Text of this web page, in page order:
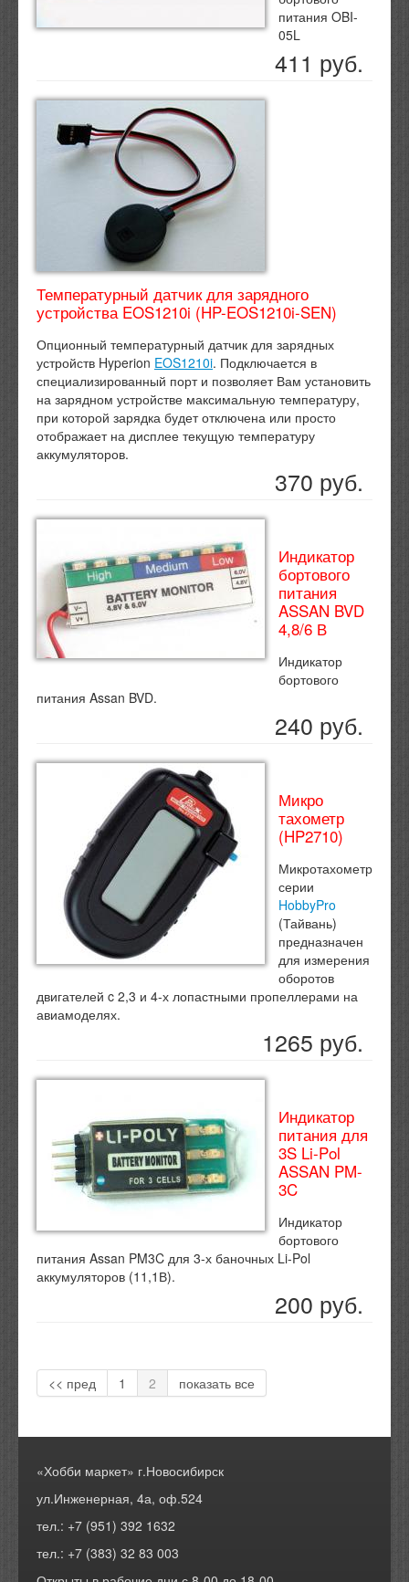
питания OBI-
05L
411 руб.
Температурный датчик для зарядного
устройства EOS1210i (HP-EOS1210i-SEN)
Опционный температурный датчик для зарядных
устройств Hyperion EOS1210i. Подключается в
специализированный порт и позволяет Вам установить
на зарядном устройстве максимальную температуру,
при которой зарядка будет отключена или просто
отображает на дисплее текущую температуру
аккумуляторов.
370 руб.
Индикатор
бортового
питания
ASSAN BVD
4,8/6 В
Индикатор
бортового
питания Assan BVD.
240 руб.
Микро
тахометр
(HP2710)
Микротахометр
серии
HobbyPro
(Тайвань)
предназначен
для измерения
оборотов
двигателей c 2,3 и 4-х лопастными пропеллерами на
авиамоделях.
1265 руб.
Индикатор
питания для
3S Li-Pol
ASSAN PM-
3C
Индикатор
бортового
питания Assan PM3C для 3-х баночных Li-Pol
аккумуляторов (11,1В).
200 руб.
<< пред 1 2 показать все
«Хобби маркет» г.Новосибирск
ул.Инженерная, 4а, оф.524
тел.: +7 (951) 392 1632
тел.: +7 (383) 32 83 003